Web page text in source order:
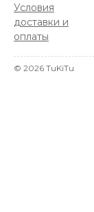
Условия
доставки и
оплаты
© 2026 TuKiTu